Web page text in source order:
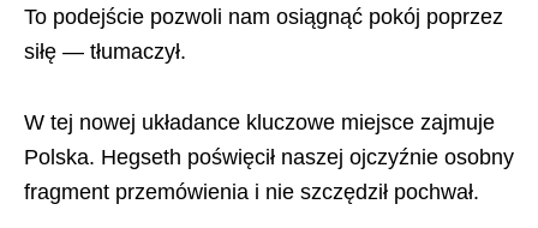
To podejście pozwoli nam osiągnąć pokój poprzez
siłę — tłumaczył.
W tej nowej układance kluczowe miejsce zajmuje
Polska. Hegseth poświęcił naszej ojczyźnie osobny
fragment przemówienia i nie szczędził pochwał.